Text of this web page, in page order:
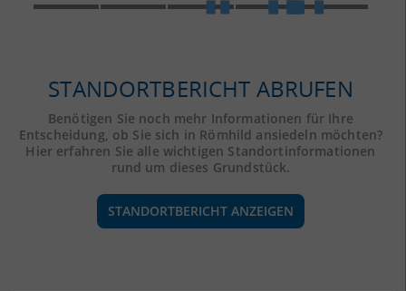
STANDORTBERICHT ABRUFEN
Benötigen Sie noch mehr Informationen für Ihre
Entscheidung, ob Sie sich in Römhild ansiedeln möchten?
Hier erfahren Sie alle wichtigen Standortinformationen
rund um dieses Grundstück.
STANDORTBERICHT ANZEIGEN